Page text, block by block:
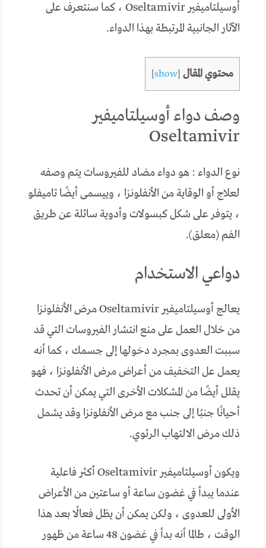
أوسيلتاميفير Oseltamivir ، كما سنتعرف على
الآثار الجانبية المرتبطة بهذا الدواء.
محتوي المقال [
show
]
وصف دواء أوسيلتاميفير
Oseltamivir
نوع الدواء : هو دواء مضاد للفيروسات يتم وصفه
لعلاج أو الوقاية من الأنفلونزا ، وييسمى أيضًا تاميفلو
، يتوفر على شكل كبسولات وأدوية سائلة عن طريق
الفم (معلق).
دواعي الاستخدام
يعالج أوسيلتاميفير Oseltamivir مرض الأنفلونزا
من خلال العمل على منع انتشار الفيروسات التي قد
سببت العدوى بمجرد دخولها إلى جسمك ، كما أنه
يعمل عل التخفيف من أعراض مرض الأنفلونزا ، فهو
يقلل أيضًا من المشكلات الأخرى التي يمكن أن تحدث
أحيانًا جنبًا إلى جنب مع مرض الأنفلونزا وقد يشمل
ذلك مرض الالتهاب الرئوي.
ويكون أوسيلتاميفير Oseltamivir أكثر فاعلية
عندما يبدأ في غضون ساعة أو ساعتين من الأعراض
الأولى للعدوى ، ولكن يمكن أن يظل فعالًا بعد هذا
الوقت ، طالما أنه بدأ في غضون 48 ساعة من ظهور